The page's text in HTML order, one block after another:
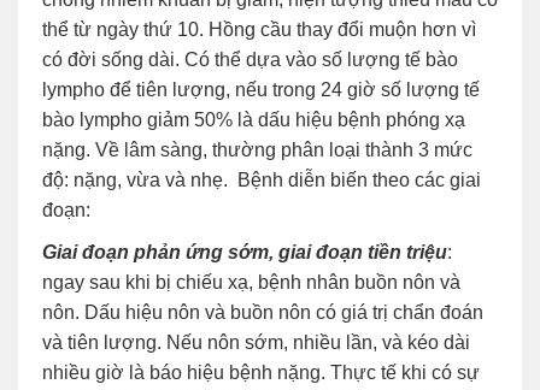
thể từ ngày thứ 10. Hồng cầu thay đổi muộn hơn vì
có đời sống dài. Có thể dựa vào số lượng tế bào
lympho để tiên lượng, nếu trong 24 giờ số lượng tế
bào lympho giảm 50% là dấu hiệu bệnh phóng xạ
nặng. Về lâm sàng, thường phân loại thành 3 mức
độ: nặng, vừa và nhẹ. Bệnh diễn biến theo các giai
đoạn:
Giai đoạn phản ứng sớm, giai đoạn tiền triệu:
ngay sau khi bị chiếu xạ, bệnh nhân buồn nôn và
nôn. Dấu hiệu nôn và buồn nôn có giá trị chẩn đoán
và tiên lượng. Nếu nôn sớm, nhiều lần, và kéo dài
nhiều giờ là báo hiệu bệnh nặng. Thực tế khi có sự